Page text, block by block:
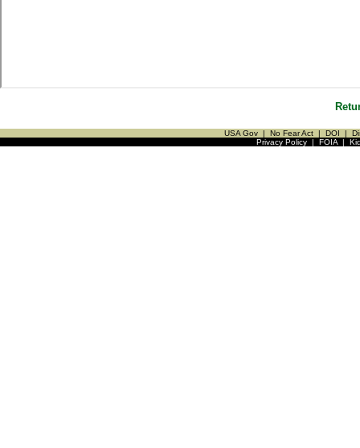
USA Gov | No Fear Act | DOI |
Privacy Policy| FOIA|